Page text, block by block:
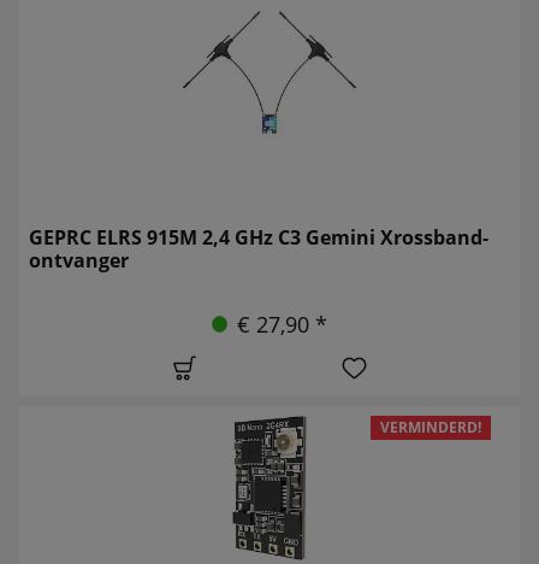
GEPRC ELRS 915M 2,4 GHz C3 Gemini Xrossband-
ontvanger
€ 27,90 *
VERMINDERD!